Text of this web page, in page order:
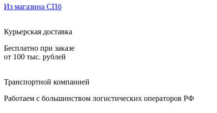
Из магазина СПб
Курьерская доставка
Бесплатно при заказе
от 100 тыс. рублей
Транспортной компанией
Работаем с большинством логистических операторов РФ